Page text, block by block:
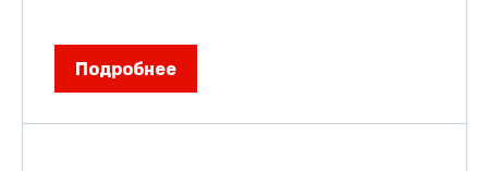
Подробнее